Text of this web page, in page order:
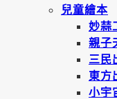
兒童繪本
妙蒜
親子
三民
東方
小宇